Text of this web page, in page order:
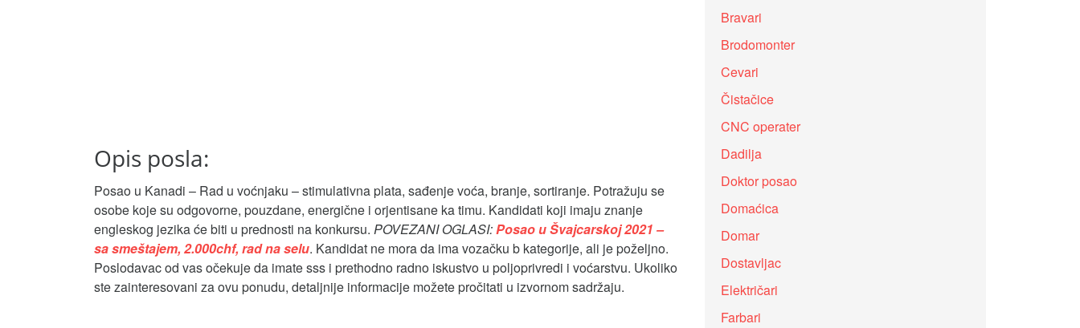
Opis posla:
Posao u Kanadi – Rad u voćnjaku – stimulativna plata, sađenje voća, branje, sortiranje. Potražuju se
osobe koje su odgovorne, pouzdane, energične i orjentisane ka timu. Kandidati koji imaju znanje
engleskog jezika će biti u prednosti na konkursu. POVEZANI OGLASI:Posao u Švajcarskoj 2021 –
sa smeštajem, 2.000chf, rad na selu. Kandidat ne mora da ima vozačku b kategorije, ali je poželjno.
Poslodavac od vas očekuje da imate sss i prethodno radno iskustvo u poljoprivredi i voćarstvu. Ukoliko
ste zainteresovani za ovu ponudu, detaljnije informacije možete pročitati u izvornom sadržaju.
Bravari
Brodomonter
Cevari
Čistačice
CNC operater
Dadilja
Doktor posao
Domaćica
Domar
Dostavljac
Električari
Farbari